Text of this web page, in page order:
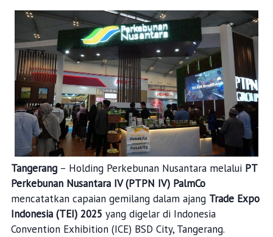
Tangerang– Holding Perkebunan Nusantara melalui PT
Perkebunan Nusantara IV (PTPN IV) PalmCo
mencatatkan capaian gemilang dalam ajang Trade Expo
Indonesia (TEI) 2025 yang digelar di Indonesia
Convention Exhibition (ICE) BSD City, Tangerang.